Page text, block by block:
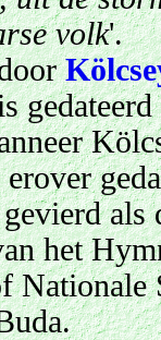
volk'.
als
het